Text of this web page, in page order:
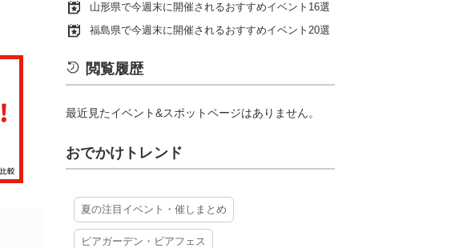
山形県で今週末に開催されるおすすめイベント16選
福島県で今週末に開催されるおすすめイベント20選
閲覧履歴
最近見たイベント&スポットページはありません。
おでかけトレンド
夏の注目イベント・催しまとめ
ビアガーデン・ビアフェス